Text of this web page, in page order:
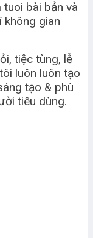
bài bản và
không gian
tiệc tùng, lễ
luôn luôn tạo
tạo & phù
tiêu dùng.